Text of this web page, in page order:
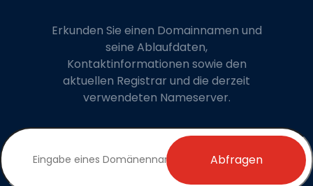
Erkunden Sie einen Domainnamen und
seine Ablaufdaten,
Kontaktinformationen sowie den
aktuellen Registrar und die derzeit
verwendeten Nameserver.
Abfragen